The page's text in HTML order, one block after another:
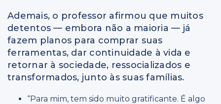
Ademais, o professor afirmou que muitos
detentos — embora não a maioria — já
fazem planos para comprar suas
ferramentas, dar continuidade à vida e
retornar à sociedade, ressocializados e
transformados, junto às suas famílias.
“Para mim, tem sido muito gratificante. É algo